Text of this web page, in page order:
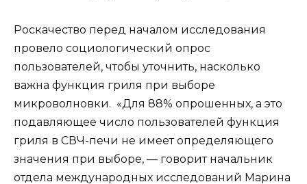
Роскачество перед началом исследования
провело социологический опрос
пользователей, чтобы уточнить, насколько
важна функция гриля при выборе
микроволновки. «Для 88% опрошенных, а это
подавляющее число пользователей функция
гриля в СВЧ-печи не имеет определяющего
значения при выборе, — говорит начальник
отдела международных исследований Марина